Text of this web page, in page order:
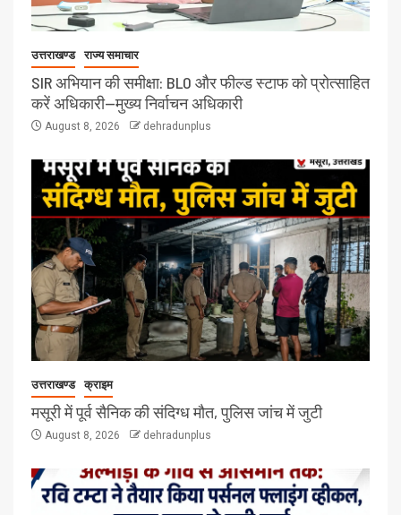
उत्तराखण्ड राज्य समाचार
SIR अभियान की समीक्षा: BLO और फील्ड स्टाफ को प्रोत्साहित
करें अधिकारी—मुख्य निर्वाचन अधिकारी
August 8, 2026 dehradunplus
उत्तराखण्ड क्राइम
मसूरी में पूर्व सैनिक की संदिग्ध मौत, पुलिस जांच में जुटी
August 8, 2026 dehradunplus